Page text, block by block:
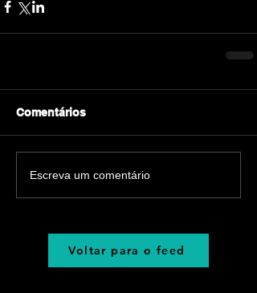
Comentários
Escreva um comentário
Voltar para o feed